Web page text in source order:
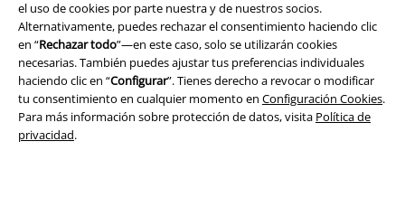
el uso de cookies por parte nuestra y de nuestros socios.
Alternativamente, puedes rechazar el consentimiento haciendo clic
en “Rechazar todo”—en este caso, solo se utilizarán cookies
necesarias. También puedes ajustar tus preferencias individuales
haciendo clic en “Configurar”. Tienes derecho a revocar o modificar
tu consentimiento en cualquier momento en Configuración Cookies.
Para más información sobre protección de datos, visita Política de
privacidad.
Comunidad